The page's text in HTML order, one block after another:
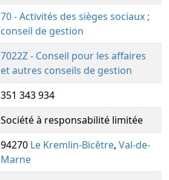
70 - Activités des sièges sociaux ;
conseil de gestion
7022Z - Conseil pour les affaires
et autres conseils de gestion
351 343 934
Société à responsabilité limitée
94270 Le Kremlin-Bicêtre, Val-de-
Marne